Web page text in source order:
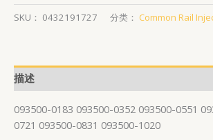
SKU： 0432191727 分类： Common Rail
描述
093500-0183 093500-0352 093500-0551
0721 093500-0831 093500-1020